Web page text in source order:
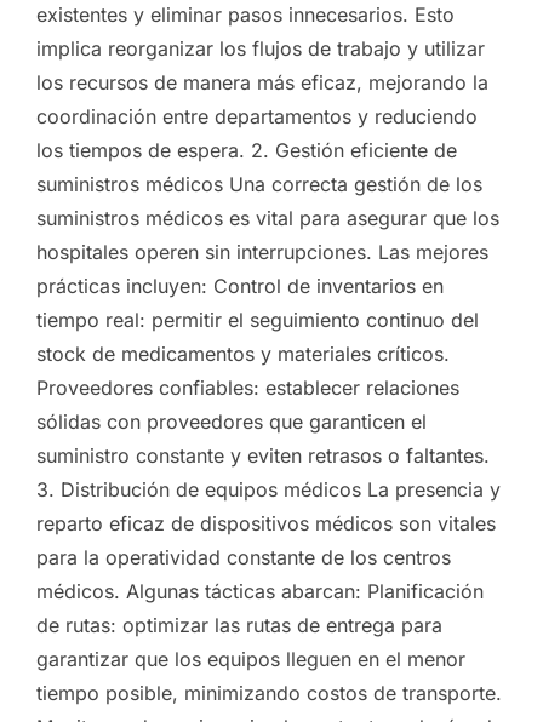
existentes y eliminar pasos innecesarios. Esto
implica reorganizar los flujos de trabajo y utilizar
los recursos de manera más eficaz, mejorando la
coordinación entre departamentos y reduciendo
los tiempos de espera. 2. Gestión eficiente de
suministros médicos Una correcta gestión de los
suministros médicos es vital para asegurar que los
hospitales operen sin interrupciones. Las mejores
prácticas incluyen: Control de inventarios en
tiempo real: permitir el seguimiento continuo del
stock de medicamentos y materiales críticos.
Proveedores confiables: establecer relaciones
sólidas con proveedores que garanticen el
suministro constante y eviten retrasos o faltantes.
3. Distribución de equipos médicos La presencia y
reparto eficaz de dispositivos médicos son vitales
para la operatividad constante de los centros
médicos. Algunas tácticas abarcan: Planificación
de rutas: optimizar las rutas de entrega para
garantizar que los equipos lleguen en el menor
tiempo posible, minimizando costos de transporte.